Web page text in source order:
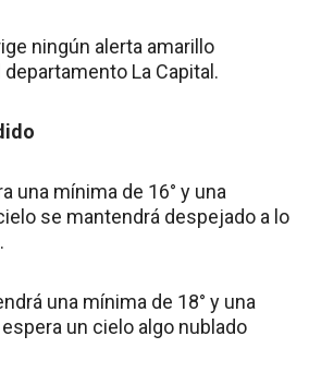
ningún alerta amarillo
La Capital.
una mínima de 16° y una
se mantendrá despejado a lo
una mínima de 18° y una
un cielo algo nublado